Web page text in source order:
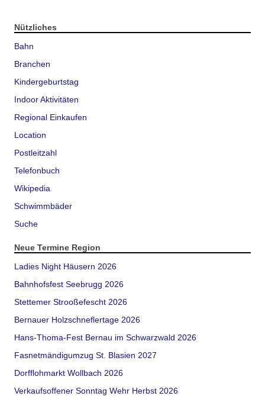
Nützliches
Bahn
Branchen
Kindergeburtstag
Indoor Aktivitäten
Regional Einkaufen
Location
Postleitzahl
Telefonbuch
Wikipedia
Schwimmbäder
Suche
Neue Termine Region
Ladies Night Häusern 2026
Bahnhofsfest Seebrugg 2026
Stettemer Strooßefescht 2026
Bernauer Holzschneflertage 2026
Hans-Thoma-Fest Bernau im Schwarzwald 2026
Fasnetmändigumzug St. Blasien 2027
Dorfflohmarkt Wollbach 2026
Verkaufsoffener Sonntag Wehr Herbst 2026